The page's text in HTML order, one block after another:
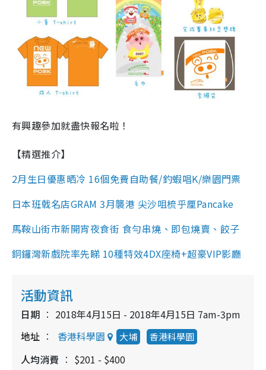
有興趣參加就盡快報名啦！
【精選推介】
2月生日優惠晒冷 16個免費自助餐/釣蝦唱K/樂園門票
日本班戟名店GRAM 3月襲港 尖沙咀梳乎厘Pancake
馬鞍山街市新開宵夜食街 食勻串燒、即包燒賣、餃子
銅鑼灣新戲院率先睇 10種特效4DX座椅+超豪VIP影廳
活動資訊
日期
2018年4月15日 - 2018年4月15日 7am-3pm
地址
香港科學園 大埔 香港科學園
人均消費 $201 - $400